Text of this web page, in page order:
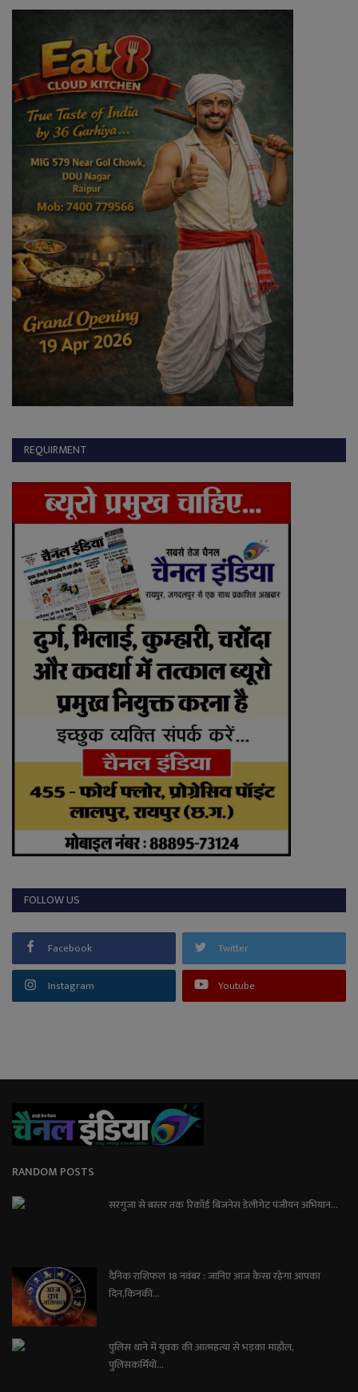
REQUIRMENT
FOLLOW US
Facebook Twitter
Instagram Youtube
RANDOM POSTS
सरगुजा से बस्तर तक रिकॉर्ड बिजनेस डेलीगेट पंजीयन अभियान...
दैनिक राशिफल 18 नवंबर : जानिए आज कैसा रहेगा आपका
दिन,किनकी...
पुलिस थाने में युवक की आत्महत्या से भड़का माहौल,
पुलिसकर्मियों...